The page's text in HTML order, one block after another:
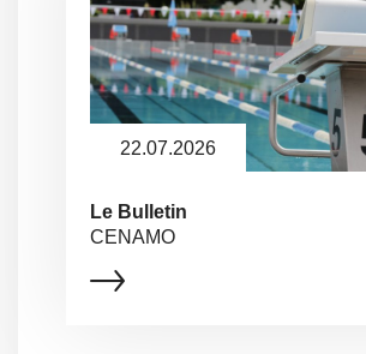
22.07.2026
Le Bulletin
CENAMO